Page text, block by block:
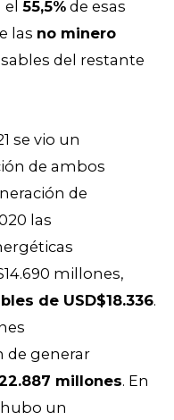
55,5% de esas
las no minero
del restante
se vio un
de ambos
de
las
millones,
de USD$18.336.
de generar
millones. En
un